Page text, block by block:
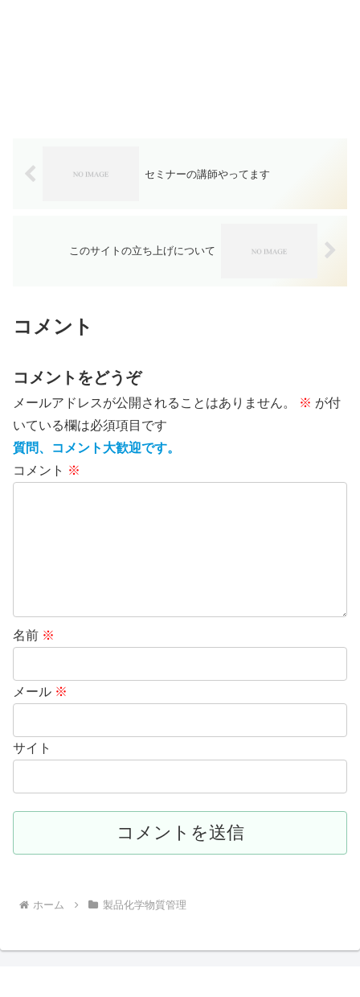
セミナーの講師やってます
このサイトの立ち上げについて
コメント
コメントをどうぞ
メールアドレスが公開されることはありません。 ※ が付
いている欄は必須項目です
質問、コメント大歓迎です。
コメント ※
名前 ※
メール ※
サイト
ホーム 製品化学物質管理